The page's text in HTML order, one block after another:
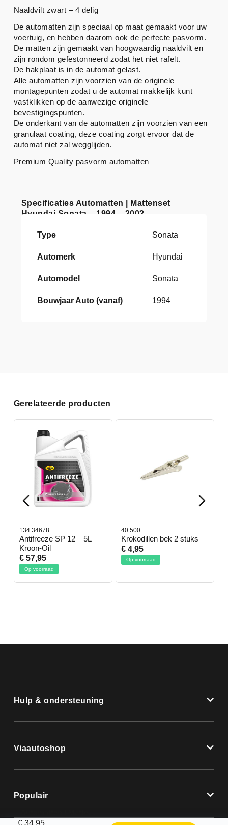
Specificaties Automatten | Mattenset
Hyundai Sonata – 1994 – 2002
Type Sonata
Automerk Hyundai
Automodel Sonata
Bouwjaar Auto (vanaf) 1994
Naaldvilt zwart – 4 delig
De automatten zijn speciaal op maat gemaakt voor uw
voertuig, en hebben daarom ook de perfecte pasvorm.
De matten zijn gemaakt van hoogwaardig naaldvilt en
zijn rondom gefestonneerd zodat het niet rafelt.
De hakplaat is in de automat gelast.
Alle automatten zijn voorzien van de originele
montagepunten zodat u de automat makkelijk kunt
vastklikken op de aanwezige originele
bevestigingspunten.
De onderkant van de automatten zijn voorzien van een
granulaat coating, deze coating zorgt ervoor dat de
automat niet zal wegglijden.
Premium Quality pasvorm automatten
Gerelateerde producten
134.34678
Antifreeze SP 12 – 5L –
Kroon-Oil
€ 57,95
Op voorraad
40.500
Krokodillen bek 2 stuks
€ 4,95
Op voorraad
Hulp & ondersteuning
Viaautoshop
Populair
€ 34,95